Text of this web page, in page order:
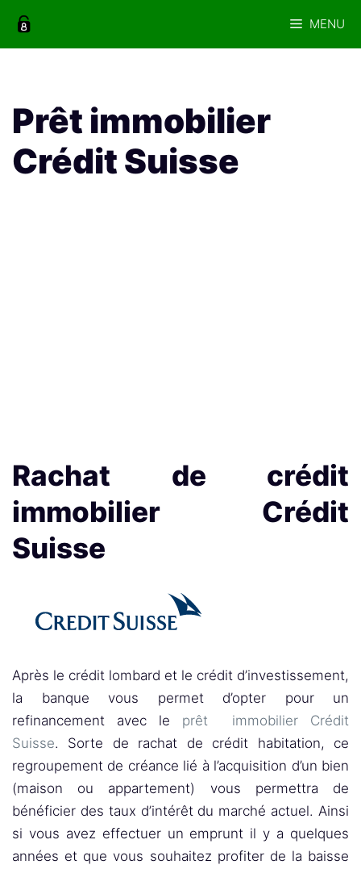
MENU
Prêt immobilier
Crédit Suisse
Rachat de crédit
immobilier Crédit
Suisse
Après le crédit lombard et le crédit d’investissement,
la banque vous permet d’opter pour un
refinancement avec le prêt immobilier Crédit
Suisse. Sorte de rachat de crédit habitation, ce
regroupement de créance lié à l’acquisition d’un bien
(maison ou appartement) vous permettra de
bénéficier des taux d’intérêt du marché actuel. Ainsi
si vous avez effectuer un emprunt il y a quelques
années et que vous souhaitez profiter de la baisse